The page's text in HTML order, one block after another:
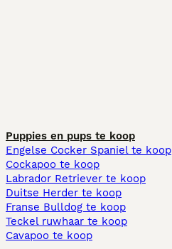
Puppies en pups te koop
Engelse Cocker Spaniel te koop
Cockapoo te koop
Labrador Retriever te koop
Duitse Herder te koop
Franse Bulldog te koop
Teckel ruwhaar te koop
Cavapoo te koop